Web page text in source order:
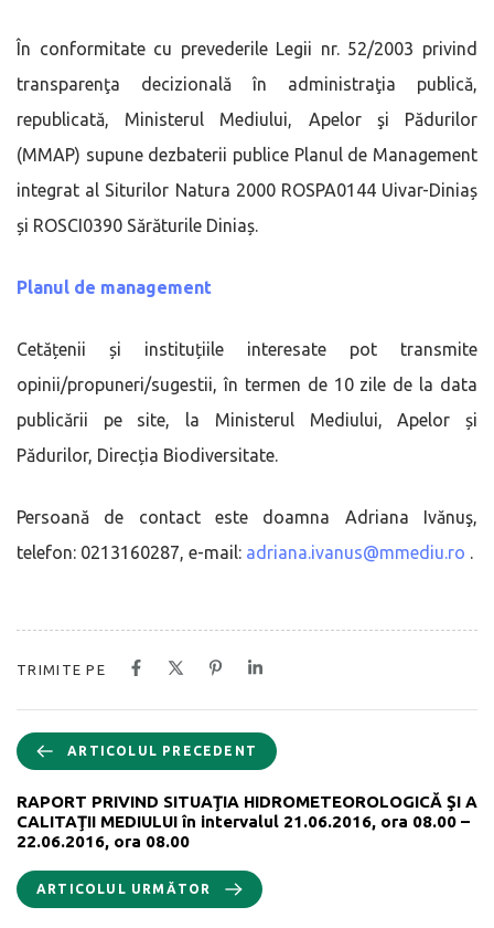
În conformitate cu prevederile Legii nr. 52/2003 privind
transparenţa decizională în administraţia publică,
republicată, Ministerul Mediului, Apelor şi Pădurilor
(MMAP) supune dezbaterii publice Planul de Management
integrat al Siturilor Natura 2000 ROSPA0144 Uivar-Diniaș
și ROSCI0390 Sărăturile Diniaș.
Planul de management
Cetățenii și instituțiile interesate pot transmite
opinii/propuneri/sugestii, în termen de 10 zile de la data
publicării pe site, la Ministerul Mediului, Apelor și
Pădurilor, Direcția Biodiversitate.
Persoană de contact este doamna Adriana Ivănuş,
telefon: 0213160287, e-mail: adriana.ivanus@mmediu.ro .
TRIMITE PE
ARTICOLUL PRECEDENT
RAPORT PRIVIND SITUAŢIA HIDROMETEOROLOGICĂ ŞI A
CALITAŢII MEDIULUI în intervalul 21.06.2016, ora 08.00 –
22.06.2016, ora 08.00
ARTICOLUL URMĂTOR